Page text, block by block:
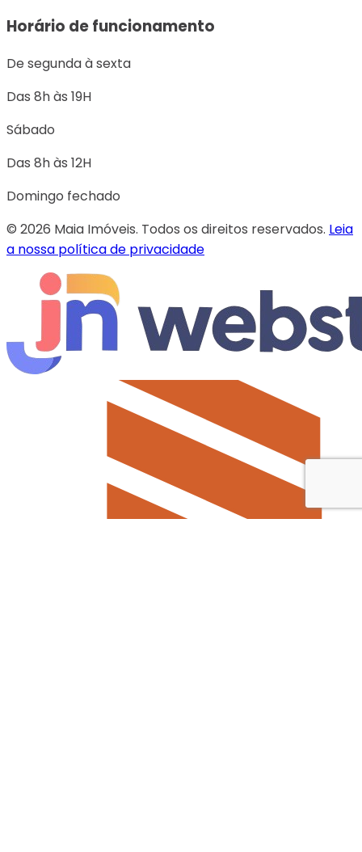
Horário de funcionamento
De segunda à sexta
Das 8h às 19H
Sábado
Das 8h às 12H
Domingo fechado
© 2026 Maia Imóveis. Todos os direitos reservados. Leia
a nossa política de privacidade